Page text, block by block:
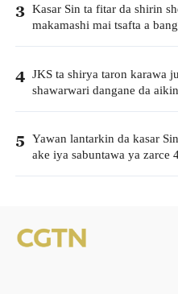
3 Kasar Sin ta fitar da shirin
makamashi mai tsafta a
4 JKS ta shirya taron karawa
shawarwari dangane da
5 Yawan lantarkin da kasar
ake iya sabuntawa ya zarce